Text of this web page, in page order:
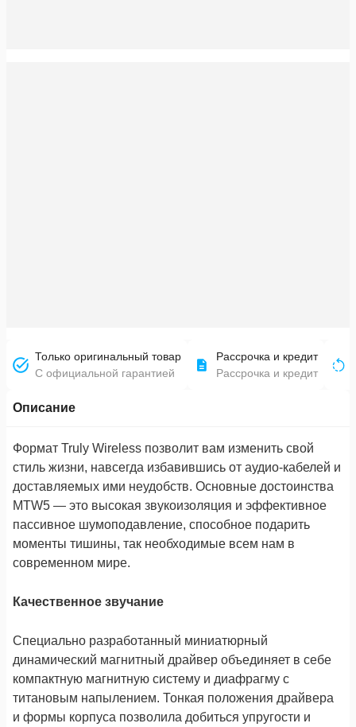
Только оригинальный товар
С официальной гарантией
Рассрочка и кредит
Рассрочка и кредит
Описание
Формат Truly Wireless позволит вам изменить свой
стиль жизни, навсегда избавившись от аудио-кабелей и
доставляемых ими неудобств. Основные достоинства
MTW5 — это высокая звукоизоляция и эффективное
пассивное шумоподавление, способное подарить
моменты тишины, так необходимые всем нам в
современном мире.
Качественное звучание
Специально разработанный миниатюрный
динамический магнитный драйвер объединяет в себе
компактную магнитную систему и диафрагму с
титановым напылением. Тонкая положения драйвера
и формы корпуса позволила добиться упругости и